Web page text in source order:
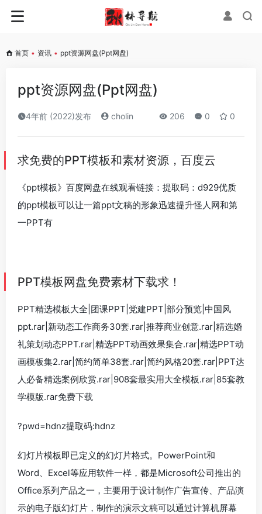
首页 • 资讯 • ppt资源网盘(Ppt网盘)
ppt资源网盘(Ppt网盘)
4年前 (2022)发布 cholin 206 0 0
求免费的PPT模板和素材资源，百度云
《ppt模板》百度网盘在线观看链接：提取码：d929优质
的ppt模板可以让一篇ppt文稿的形象迅速提升怪人网和第
一PPT有
PPT模板网盘免费素材下载求！
PPT精选模板大全|团课PPT|党建PPT|部分预览|中国风
ppt.rar|新动态工作商务30套.rar|推荐商业创意.rar|精选婚
礼策划动态PPT.rar|精选PPT动画效果集合.rar|精选PPT动
画模板集2.rar|简约简单38套.rar|简约风格20套.rar|PPT达
人必备精选案例欣赏.rar|908套最实用大全模板.rar|85套教
学模版.rar免费下载
?pwd=hdnz提取码:hdnz
幻灯片模板即已定义的幻灯片格式。PowerPoint和
Word、Excel等应用软件一样，都是Microsoft公司推出的
Office系列产品之一，主要用于设计制作广告宣传、产品演
示的电子版幻灯片，制作的演示文稿可以通过计算机屏幕